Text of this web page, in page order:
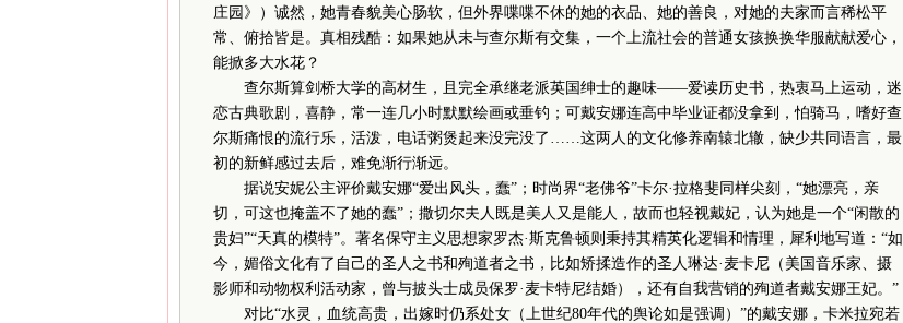
庄园》）诚然，她青春貌美心肠软，但外界喋喋不休的她的衣品、她的善良，对她的夫家而言稀松平
常、俯拾皆是。真相残酷：如果她从未与查尔斯有交集，一个上流社会的普通女孩换换华服献献爱心，
能掀多大水花？
查尔斯算剑桥大学的高材生，且完全承继老派英国绅士的趣味——爱读历史书，热衷马上运动，迷
恋古典歌剧，喜静，常一连几小时默默绘画或垂钓；可戴安娜连高中毕业证都没拿到，怕骑马，嗜好查
尔斯痛恨的流行乐，活泼，电话粥煲起来没完没了……这两人的文化修养南辕北辙，缺少共同语言，最
初的新鲜感过去后，难免渐行渐远。
据说安妮公主评价戴安娜“爱出风头，蠢”；时尚界“老佛爷”卡尔·拉格斐同样尖刻，“她漂亮，亲
切，可这也掩盖不了她的蠢”；撒切尔夫人既是美人又是能人，故而也轻视戴妃，认为她是一个“闲散的
贵妇”“天真的模特”。著名保守主义思想家罗杰·斯克鲁顿则秉持其精英化逻辑和情理，犀利地写道：“如
今，媚俗文化有了自己的圣人之书和殉道者之书，比如矫揉造作的圣人琳达·麦卡尼（美国音乐家、摄
影师和动物权利活动家，曾与披头士成员保罗·麦卡特尼结婚），还有自我营销的殉道者戴安娜王妃。”
对比“水灵，血统高贵，出嫁时仍系处女（上世纪80年代的舆论如是强调）”的戴安娜，卡米拉宛若